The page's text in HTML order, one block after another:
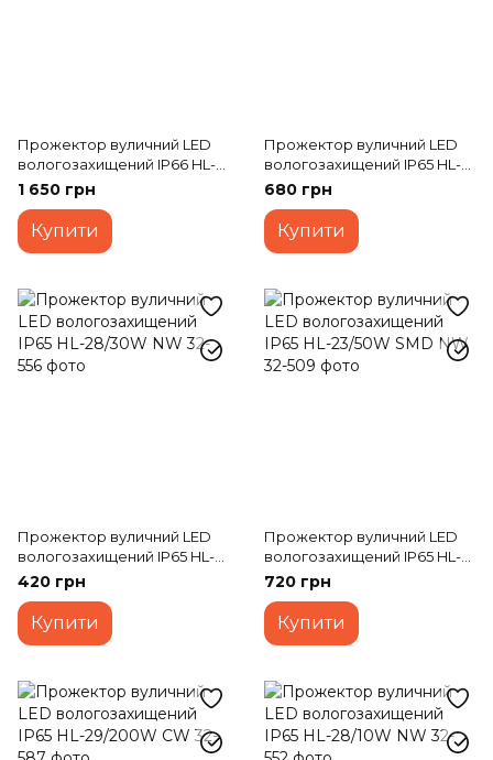
Прожектор вуличний LED
вологозахищений IP66 HL-
25/100W SMD NW
1 650 грн
Купити
Прожектор вуличний LED
вологозахищений IP65 HL-
22/30W SMD CW
680 грн
Купити
Прожектор вуличний LED
вологозахищений IP65 HL-
28/30W NW
420 грн
Купити
Прожектор вуличний LED
вологозахищений IP65 HL-
23/50W SMD NW
720 грн
Купити